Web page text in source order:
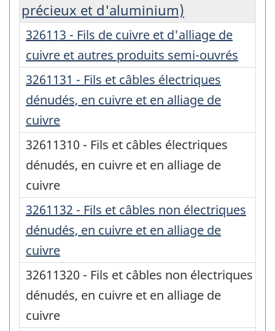
précieux et d'aluminium)
326113 - Fils de cuivre et d'alliage de
cuivre et autres produits semi-ouvrés
3261131 - Fils et câbles électriques
dénudés, en cuivre et en alliage de
cuivre
32611310 - Fils et câbles électriques
dénudés, en cuivre et en alliage de
cuivre
3261132 - Fils et câbles non électriques
dénudés, en cuivre et en alliage de
cuivre
32611320 - Fils et câbles non électriques
dénudés, en cuivre et en alliage de
cuivre